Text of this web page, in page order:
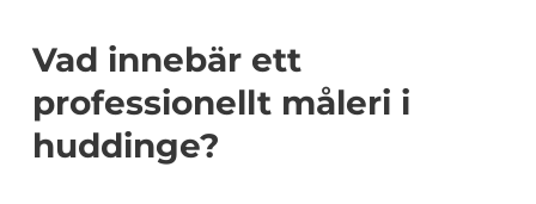
Vad innebär ett
professionellt måleri i
huddinge?